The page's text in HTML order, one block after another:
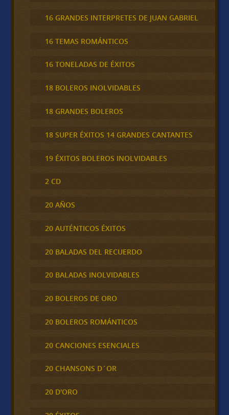
16 GRANDES INTERPRETES DE JUAN GABRIEL
16 TEMAS ROMÁNTICOS
16 TONELADAS DE ÉXITOS
18 BOLEROS INOLVIDABLES
18 GRANDES BOLEROS
18 SUPER ÉXITOS 14 GRANDES CANTANTES
19 ÉXITOS BOLEROS INOLVIDABLES
2 CD
20 AÑOS
20 AUTÉNTICOS ÉXITOS
20 BALADAS DEL RECUERDO
20 BALADAS INOLVIDABLES
20 BOLEROS DE ORO
20 BOLEROS ROMÁNTICOS
20 CANCIONES ESENCIALES
20 CHANSONS D´OR
20 D'ORO